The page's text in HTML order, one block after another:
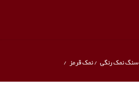
سنگ نمک رنگی /نمک قرمز /